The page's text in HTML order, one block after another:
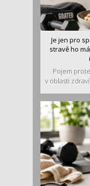
Je jen pro
stravě ho
Pojem
v oblasti